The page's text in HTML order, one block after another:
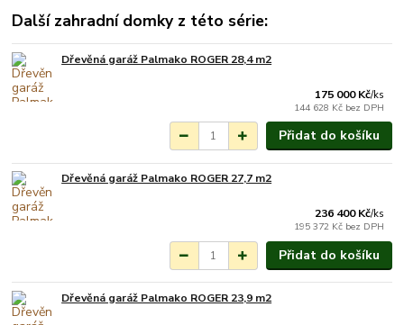
Další zahradní domky z této série:
Dřevěná garáž Palmako ROGER 28,4 m2
175 000 Kč/ks
144 628 Kč bez DPH
Přidat do košíku
Dřevěná garáž Palmako ROGER 27,7 m2
236 400 Kč/ks
195 372 Kč bez DPH
Přidat do košíku
Dřevěná garáž Palmako ROGER 23,9 m2